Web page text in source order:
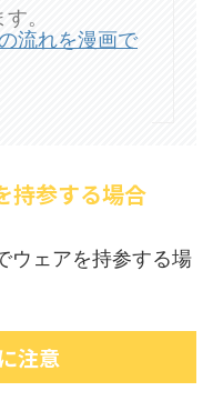
。
流れを漫画で
持参する場合
ウェアを持参する場
注意